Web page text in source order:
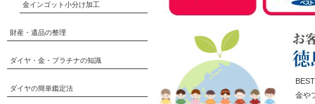
金や
金インゴット小分け加工
財産・遺品の整理
ダイヤ・金・プラチナの知識
ダイヤの簡単鑑定法